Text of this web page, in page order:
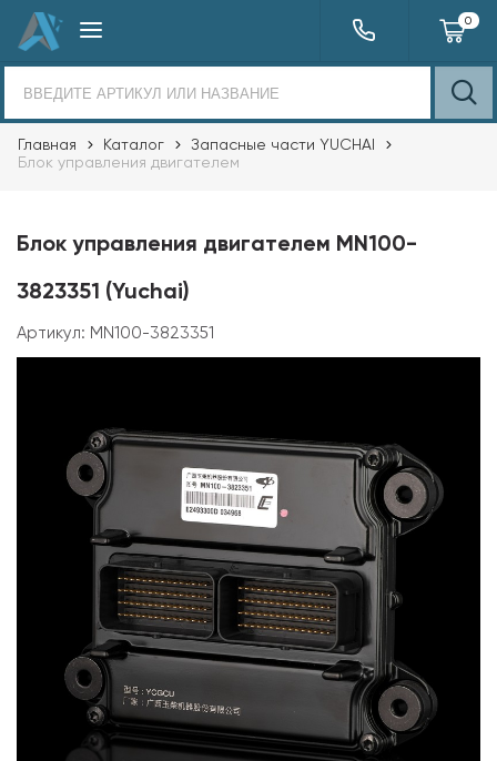
0
Главная Каталог
Запасные части YUCHAI
Блок управления двигателем
Блок управления двигателем MN100-
3823351 (Yuchai)
Артикул: MN100-3823351